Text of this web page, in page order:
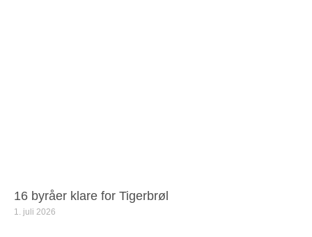
16 byråer klare for Tigerbrøl
1. juli 2026